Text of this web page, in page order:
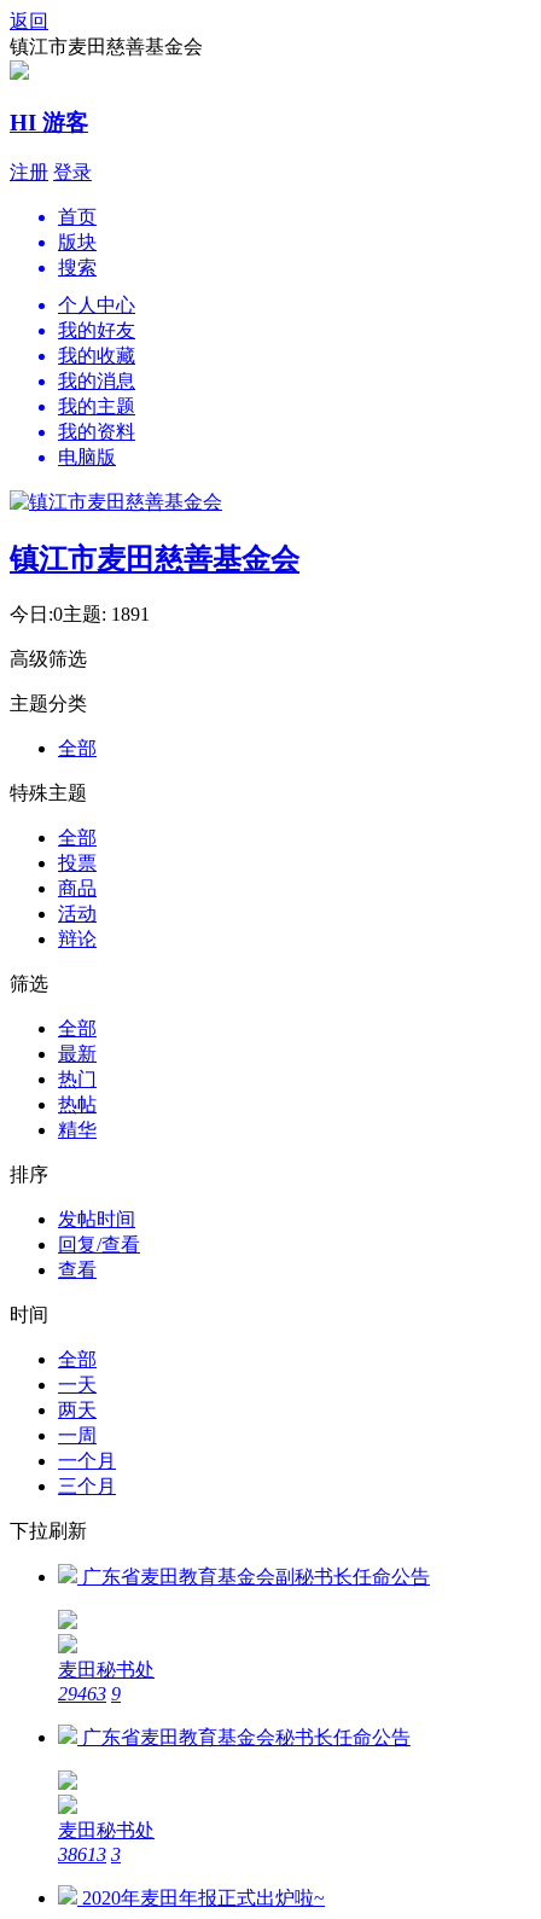
返回
镇江市麦田慈善基金会
HI 游客
注册 登录
首页
版块
搜索
个人中心
我的好友
我的收藏
我的消息
我的主题
我的资料
电脑版
镇江市麦田慈善基金会
今日:0主题: 1891
高级筛选
主题分类
全部
特殊主题
全部
投票
商品
活动
辩论
筛选
全部
最新
热门
热帖
精华
排序
发帖时间
回复/查看
查看
时间
全部
一天
两天
一周
一个月
三个月
下拉刷新
广东省麦田教育基金会副秘书长任命公告
麦田秘书处
29463 9
广东省麦田教育基金会秘书长任命公告
麦田秘书处
38613 3
2020年麦田年报正式出炉啦~